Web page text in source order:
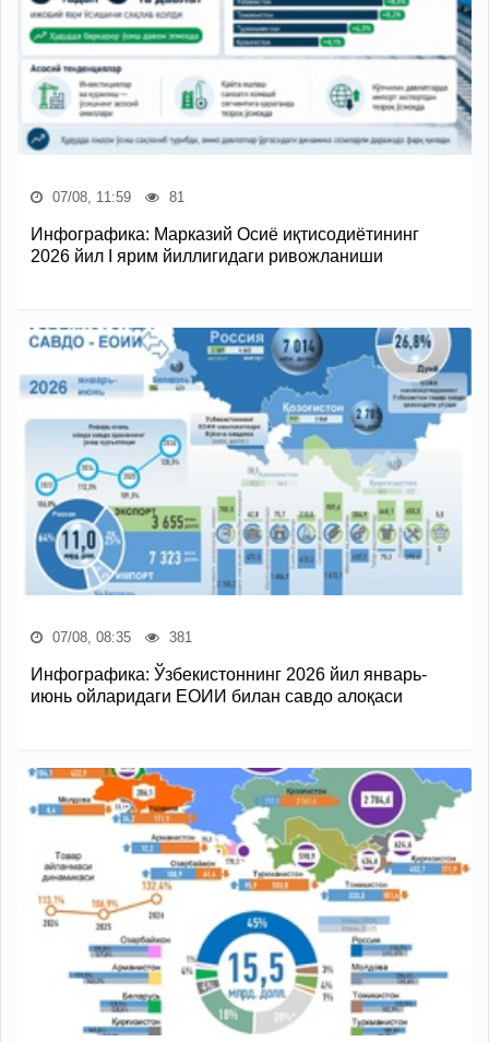
07/08, 11:59 81
Инфографика: Марказий Осиё иқтисодиётининг
2026 йил I ярим йиллигидаги ривожланиши
07/08, 08:35 381
Инфографика: Ўзбекистоннинг 2026 йил январь-
июнь ойларидаги ЕОИИ билан савдо алоқаси